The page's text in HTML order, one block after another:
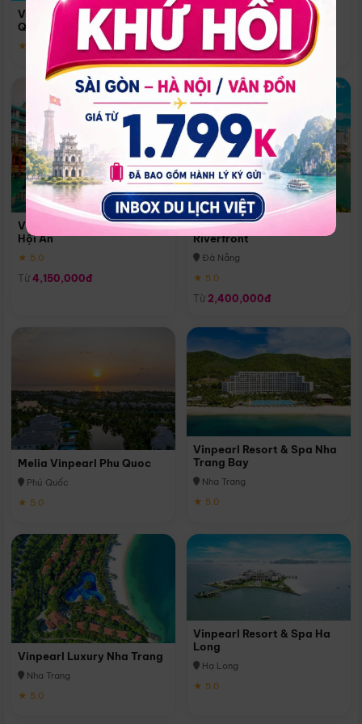
Vinpearl Resort & Spa Phu
Quoc
★ 5.0
Quoc
Phú Quốc
★ 5.0
Vinpearl Resort & Golf Nam
Hội An
★ 5.0
Từ 4,150,000đ
Melia Vinpearl Danang
Riverfront
Đà Nẵng
★ 5.0
Từ 2,400,000đ
Melia Vinpearl Phu Quoc
Phú Quốc
★ 5.0
Vinpearl Resort & Spa Nha
Trang Bay
Nha Trang
★ 5.0
Vinpearl Luxury Nha Trang
Nha Trang
★ 5.0
Vinpearl Resort & Spa Ha
Long
Hạ Long
★ 5.0